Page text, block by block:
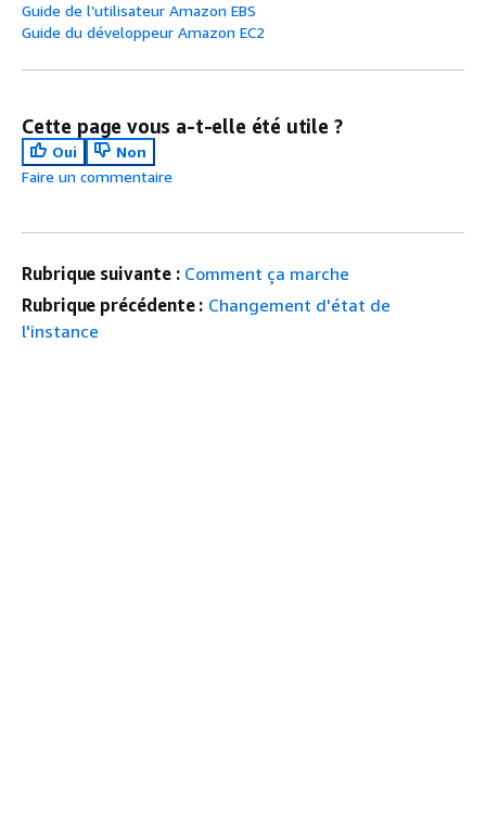
Guide de l’utilisateur Amazon EBS
Guide du développeur Amazon EC2
Cette page vous a-t-elle été utile ?
Oui
Non
Faire un commentaire
Rubrique suivante : Comment ça marche
Rubrique précédente : Changement d'état de
l'instance